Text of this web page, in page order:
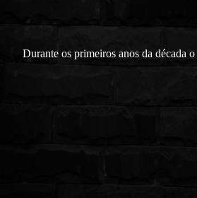
Durante os primeiros anos da década